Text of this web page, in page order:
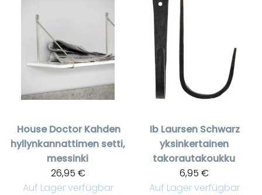
House Doctor Kahden
hyllynkannattimen setti,
messinki
26,95 €
Auf Lager verfügbar
Ib Laursen Schwarz
yksinkertainen
takorautakoukku
6,95 €
Auf Lager verfügbar